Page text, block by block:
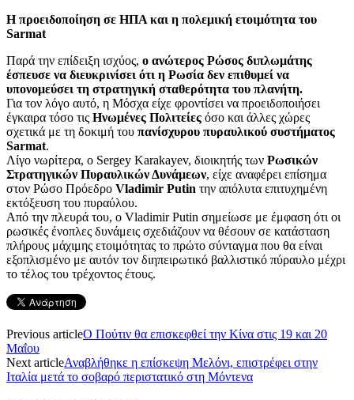
Η προειδοποίηση σε ΗΠΑ και η πολεμική ετοιμότητα του
Sarmat
Παρά την επίδειξη ισχύος, ο ανώτερος Ρώσος διπλωμάτης
έσπευσε να διευκρινίσει ότι η Ρωσία δεν επιθυμεί να
υπονομεύσει τη στρατηγική σταθερότητα του πλανήτη.
Για τον λόγο αυτό, η Μόσχα είχε φροντίσει να προειδοποιήσει
έγκαιρα τόσο τις Ηνωμένες Πολιτείες όσο και άλλες χώρες
σχετικά με τη δοκιμή του πανίσχυρου πυραυλικού συστήματος
Sarmat.
Λίγο νωρίτερα, ο Sergey Karakayev, διοικητής των Ρωσικών
Στρατηγικών Πυραυλικών Δυνάμεων, είχε αναφέρει επίσημα
στον Ρώσο Πρόεδρο Vladimir Putin την απόλυτα επιτυχημένη
εκτόξευση του πυραύλου.
Από την πλευρά του, ο Vladimir Putin σημείωσε με έμφαση ότι οι
ρωσικές ένοπλες δυνάμεις σχεδιάζουν να θέσουν σε κατάσταση
πλήρους μάχιμης ετοιμότητας το πρώτο σύνταγμα που θα είναι
εξοπλισμένο με αυτόν τον διηπειρωτικό βαλλιστικό πύραυλο μέχρι
το τέλος του τρέχοντος έτους.
Previous articleΟ Πούτιν θα επισκεφθεί την Κίνα στις 19 και 20
Μαΐου
Next articleΑναβλήθηκε η επίσκεψη Μελόνι, επιστρέφει στην
Ιταλία μετά το σοβαρό περιστατικό στη Μόντενα